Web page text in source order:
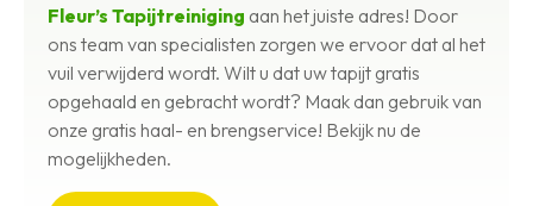
Fleur’s Tapijtreiniging aan het juiste adres! Door
ons team van specialisten zorgen we ervoor dat al het
vuil verwijderd wordt. Wilt u dat uw tapijt gratis
opgehaald en gebracht wordt? Maak dan gebruik van
onze gratis haal- en brengservice! Bekijk nu de
mogelijkheden.